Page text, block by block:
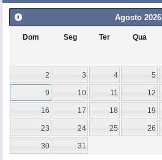
Agosto 2026
Dom Seg Ter Qua
2 3 4 5
9 10 11 12
16 17 18 19
23 24 25 26
30 31